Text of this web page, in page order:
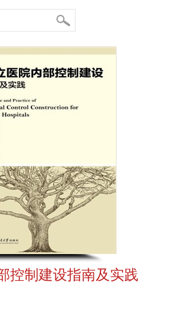
控制建设指南及实践